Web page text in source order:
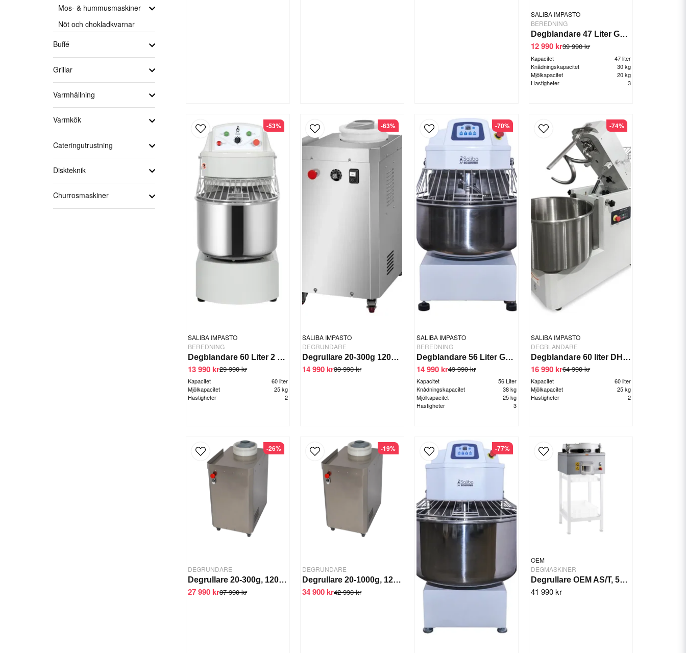
Mos- & hummusmaskiner
Nöt och chokladkvarnar
Buffé
Grillar
Varmhållning
Varmkök
Cateringutrustning
Diskteknik
Churrosmaskiner
SALIBA IMPASTO
BEREDNING
Degblandare 47 Liter GTS-HT40S
Kapacitet
47 liter
Knådningskapacitet
30 kg
Mjölkapacitet
20 kg
Hastigheter
3
39 990 kr
12 990 kr
SALIBA IMPASTO
BEREDNING
Degblandare 60 Liter 2 vxl/timer
Kapacitet
60 liter
Mjölkapacitet
25 kg
Hastigheter
2
29 990 kr
13 990 kr
-53%
SALIBA IMPASTO
DEGRUNDARE
Degrullare 20-300g 1200 bollar/tim SALIBA IMPASTO
39 990 kr
14 990 kr
-63%
SALIBA IMPASTO
BEREDNING
Degblandare 56 Liter GTS-HT50S
Kapacitet
56 Liter
Knådningskapacitet
38 kg
Mjölkapacitet
25 kg
Hastigheter
3
49 990 kr
14 990 kr
-70%
SALIBA IMPASTO
DEGBLANDARE
Degblandare 60 liter DH-60AT
Kapacitet
60 liter
Mjölkapacitet
25 kg
Hastigheter
2
64 990 kr
16 990 kr
-74%
DEGRUNDARE
Degrullare 20-300g, 1200 bollar/tim.
37 990 kr
27 990 kr
-26%
DEGRUNDARE
Degrullare 20-1000g, 1200 bollar/tim.
42 990 kr
34 900 kr
-19% -77%
OEM
DEGMASKINER
Degrullare OEM AS/T, 50-300 gr
41 990 kr